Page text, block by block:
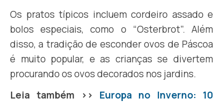
Os pratos típicos incluem cordeiro assado e
bolos especiais, como o “Osterbrot”. Além
disso, a tradição de esconder ovos de Páscoa
é muito popular, e as crianças se divertem
procurando os ovos decorados nos jardins.
Leia também >> Europa no Inverno: 10